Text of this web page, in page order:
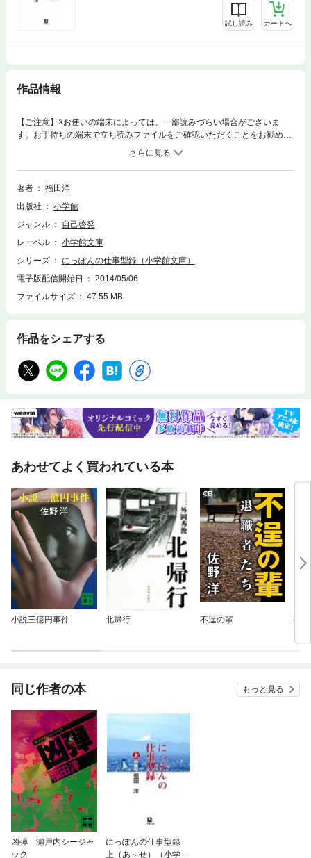
試し読み カートへ
作品情報
【ご注意】※お使いの端末によっては、一部読みづらい場合がございま
す。お手持ちの端末で立ち読みファイルをご確認いただくことをお勧めし
ます。「アニメ屋」から「ワーナーホーム理事長」まで、バブル絶頂期の
「にっぽん」に息づいていた２２５もの多種多様な職業人に自分の仕事に
ついて語ってもらったインタビュー集。上下２巻のうちの下巻で１１５の
職業を掲載。※この商品は紙の書籍のページを画像にした電子書籍です。
さい。 試し読みファイルにより、ご購入前にお手持ちの端末での表示をご
確認ください。
著者
福田洋
出版社
小学館
ジャンル
自己啓発
レーベル
小学館文庫
シリーズ
にっぽんの仕事型録（小学館文庫）
電子版配信開始日
2014/05/06
ファイルサイズ
47.55 MB
作品をシェアする
あわせてよく買われている本
小説三億円事件 北帰行 不逞の輩
砂
同じ作者の本 もっと見る
凶弾 瀬戸内シージャ
ック
にっぽんの仕事型録
上（あ～せ）（小学館